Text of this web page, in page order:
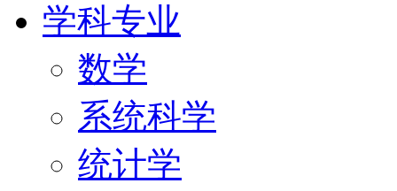
学科专业
数学
系统科学
统计学